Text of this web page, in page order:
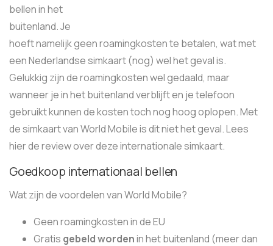
bellen in het
buitenland. Je
hoeft namelijk geen roamingkosten te betalen, wat met
een Nederlandse simkaart (nog) wel het geval is.
Gelukkig zijn de roamingkosten wel gedaald, maar
wanneer je in het buitenland verblijft en je telefoon
gebruikt kunnen de kosten toch nog hoog oplopen. Met
de simkaart van World Mobile is dit niet het geval. Lees
hier de review over deze internationale simkaart.
Goedkoop internationaal bellen
Wat zijn de voordelen van World Mobile?
Geen roamingkosten in de EU
Gratis gebeld wordenin het buitenland (meer dan